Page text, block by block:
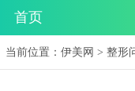
首页
当前位置：伊美网 >整形